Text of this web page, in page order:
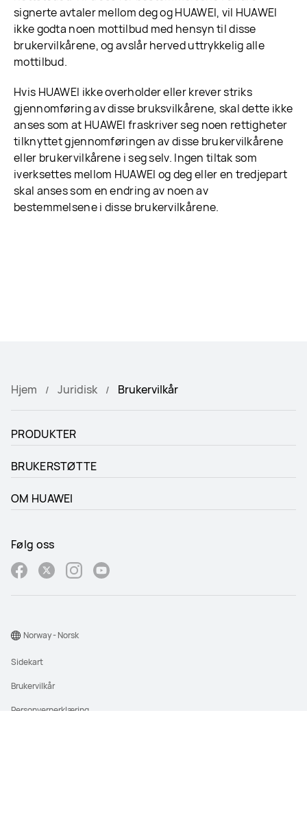
signerte avtaler mellom deg og HUAWEI, vil HUAWEI
ikke godta noen mottilbud med hensyn til disse
brukervilkårene, og avslår herved uttrykkelig alle
mottilbud.
Hvis HUAWEI ikke overholder eller krever striks
gjennomføring av disse bruksvilkårene, skal dette ikke
anses som at HUAWEI fraskriver seg noen rettigheter
tilknyttet gjennomføringen av disse brukervilkårene
eller brukervilkårene i seg selv. Ingen tiltak som
iverksettes mellom HUAWEI og deg eller en tredjepart
skal anses som en endring av noen av
bestemmelsene i disse brukervilkårene.
Hjem Juridisk Brukervilkår
PRODUKTER
BRUKERSTØTTE
OM HUAWEI
Følg oss
Sidekart
Brukervilkår
Personvernerklæring
Norway - Norsk